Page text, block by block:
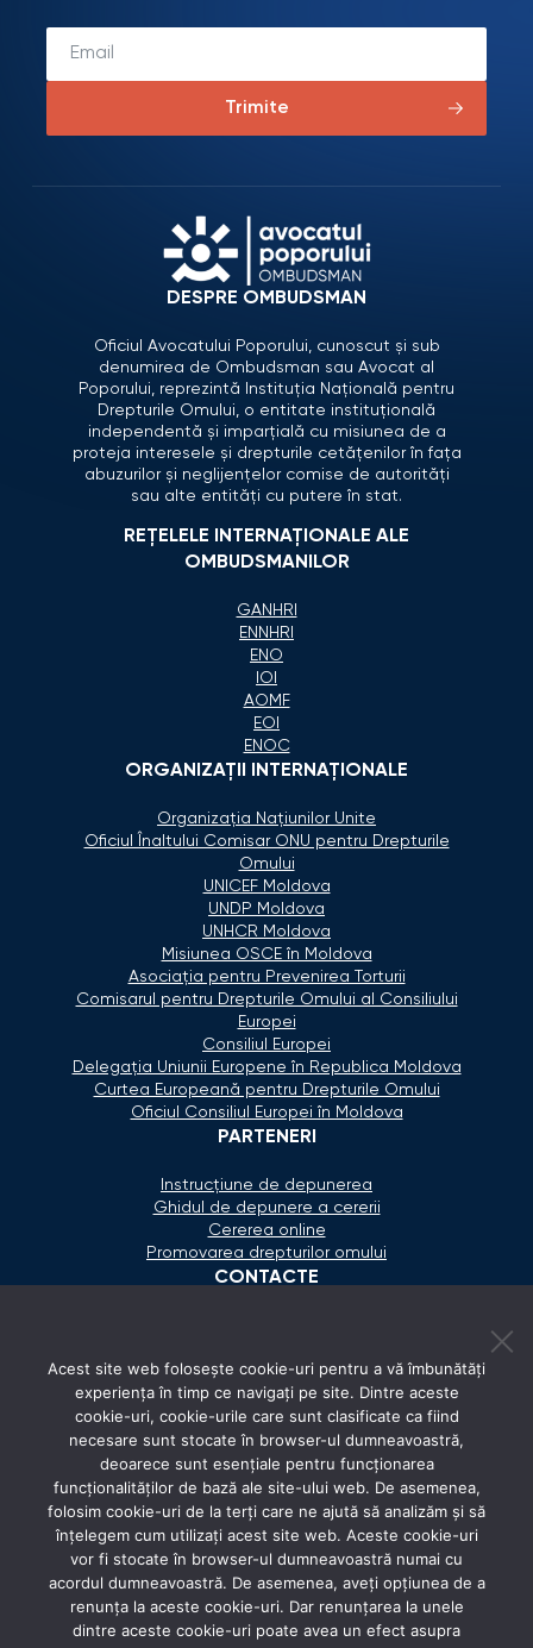
Trimite
DESPRE OMBUDSMAN
Oficiul Avocatului Poporului, cunoscut și sub
denumirea de Ombudsman sau Avocat al
Poporului, reprezintă Instituția Națională pentru
Drepturile Omului, o entitate instituțională
independentă și imparțială cu misiunea de a
proteja interesele și drepturile cetățenilor în fața
abuzurilor și neglijențelor comise de autorități
sau alte entități cu putere în stat.
REȚELELE INTERNAȚIONALE ALE
OMBUDSMANILOR
GANHRI
ENNHRI
ENO
IOI
AOMF
EOI
ENOC
ORGANIZAŢII INTERNAŢIONALE
Organizaţia Naţiunilor Unite
Oficiul Înaltului Comisar ONU pentru Drepturile
Omului
UNICEF Moldova
UNDP Moldova
UNHCR Moldova
Misiunea OSCE în Moldova
Asociaţia pentru Prevenirea Torturii
Comisarul pentru Drepturile Omului al Consiliului
Europei
Consiliul Europei
Delegaţia Uniunii Europene în Republica Moldova
Curtea Europeană pentru Drepturile Omului
Oficiul Consiliul Europei în Moldova
PARTENERI
Instrucțiune de depunerea
Ghidul de depunere a cererii
Cererea online
Promovarea drepturilor omului
CONTACTE
secretariat@ombudsman.md
Strada Calea Ieşilor 11/3, Chişinău
Luni - Vineri: 08:00 - 17:00
REȚELE SOCIALE
Acest site web folosește cookie-uri pentru a vă îmbunătăți
experiența în timp ce navigați pe site. Dintre aceste
cookie-uri, cookie-urile care sunt clasificate ca fiind
necesare sunt stocate în browser-ul dumneavoastră,
deoarece sunt esențiale pentru funcționarea
funcționalităților de bază ale site-ului web. De asemenea,
folosim cookie-uri de la terți care ne ajută să analizăm și să
înțelegem cum utilizați acest site web. Aceste cookie-uri
vor fi stocate în browser-ul dumneavoastră numai cu
acordul dumneavoastră. De asemenea, aveți opțiunea de a
renunța la aceste cookie-uri. Dar renunțarea la unele
dintre aceste cookie-uri poate avea un efect asupra